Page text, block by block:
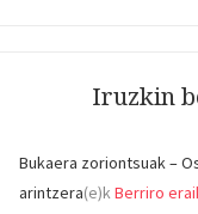
Iruzkin
Bukaera zoriontsuak –
arintzera(e)kBerriro